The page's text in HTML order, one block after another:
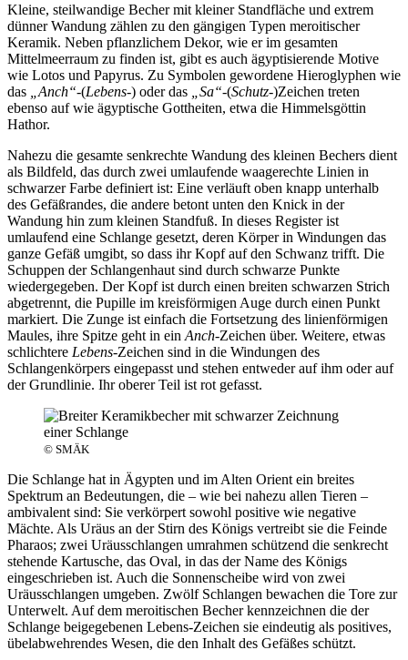
Kleine, steilwandige Becher mit kleiner Standfläche und extrem
dünner Wandung zählen zu den gängigen Typen meroitischer
Keramik. Neben pflanzlichem Dekor, wie er im gesamten
Mittelmeerraum zu finden ist, gibt es auch ägyptisierende Motive
wie Lotos und Papyrus. Zu Symbolen gewordene Hieroglyphen wie
das
„Anch“-(Lebens-) oder das „Sa“-(Schutz-)Zeichen treten
ebenso auf wie ägyptische Gottheiten, etwa die Himmelsgöttin
Hathor.
Nahezu die gesamte senkrechte Wandung des kleinen Bechers dient
als Bildfeld, das durch zwei umlaufende waagerechte Linien in
schwarzer Farbe definiert ist: Eine verläuft oben knapp unterhalb
des Gefäßrandes, die andere betont unten den Knick in der
Wandung hin zum kleinen Standfuß. In dieses Register ist
umlaufend eine Schlange gesetzt, deren Körper in Windungen das
ganze Gefäß umgibt, so dass ihr Kopf auf den Schwanz trifft. Die
Schuppen der Schlangenhaut sind durch schwarze Punkte
wiedergegeben. Der Kopf ist durch einen breiten schwarzen Strich
abgetrennt, die Pupille im kreisförmigen Auge durch einen Punkt
markiert. Die Zunge ist einfach die Fortsetzung des linienförmigen
Maules, ihre Spitze geht in ein Anch-Zeichen über. Weitere, etwas
schlichtere Lebens-Zeichen sind in die Windungen des
Schlangenkörpers eingepasst und stehen entweder auf ihm oder auf
der Grundlinie. Ihr oberer Teil ist rot gefasst.
© SMÄK
Die Schlange hat in Ägypten und im Alten Orient ein breites
Spektrum an Bedeutungen, die – wie bei nahezu allen Tieren –
ambivalent sind: Sie verkörpert sowohl positive wie negative
Mächte. Als Uräus an der Stirn des Königs vertreibt sie die Feinde
Pharaos; zwei Uräusschlangen umrahmen schützend die senkrecht
stehende Kartusche, das Oval, in das der Name des Königs
eingeschrieben ist. Auch die Sonnenscheibe wird von zwei
Uräusschlangen umgeben. Zwölf Schlangen bewachen die Tore zur
Unterwelt. Auf dem meroitischen Becher kennzeichnen die der
Schlange beigegebenen Lebens-Zeichen sie eindeutig als positives,
übelabwehrendes Wesen, die den Inhalt des Gefäßes schützt.